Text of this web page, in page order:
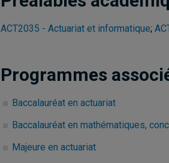
ACT2035 - Actuariat et informatique;
Programmes
Baccalauréat en actuariat
Baccalauréat en mathématiques,
Majeure en actuariat